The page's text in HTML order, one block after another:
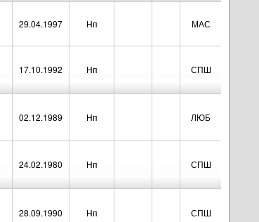
29.04.1997 Нп МАС
17.10.1992 Нп СПШ
02.12.1989 Нп ЛЮБ
24.02.1980 Нп СПШ
28.09.1990 Нп СПШ